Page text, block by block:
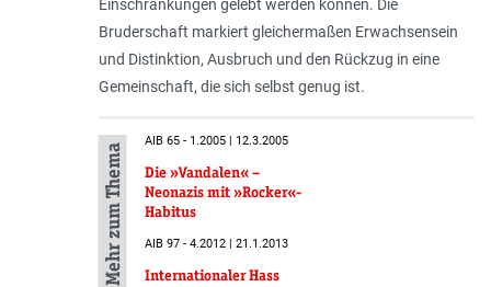
Einschränkungen gelebt werden können. Die
Bruderschaft markiert gleichermaßen Erwachsensein
und Distinktion, Ausbruch und den Rückzug in eine
Gemeinschaft, die sich selbst genug ist.
Mehr zum Thema
AIB 65 - 1.2005 | 12.3.2005
Die »Vandalen« –
Neonazis mit »Rocker«-
Habitus
AIB 97 - 4.2012 | 21.1.2013
Internationaler Hass